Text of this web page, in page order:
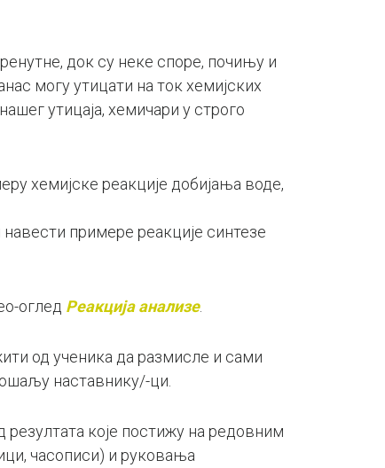
док су неке споре, почињу и
могу утицати на ток хемијских
утицаја, хемичари у строго
хемијске реакције добијања воде,
навести примере реакције синтезе
оглед Реакција анализе.
од ученика да размисле и сами
наставнику/-ци.
резултата које постижу на редовним
часописи) и руковања